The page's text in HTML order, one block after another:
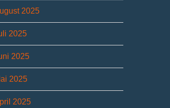
Tour“ in
„Sommer-Tour“
2025
2025
2025
2025
2025